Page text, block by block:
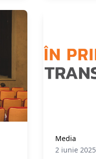
Media
2 iunie 2025